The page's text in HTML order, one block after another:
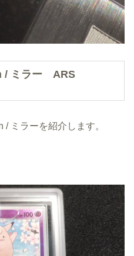
/ ミラー ARS
ラーを紹介します。